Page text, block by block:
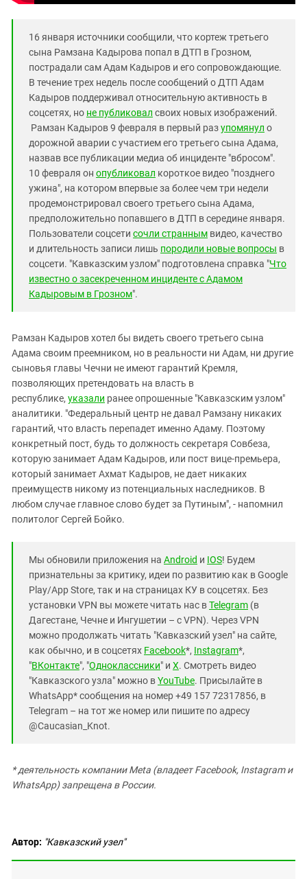
16 января источники сообщили, что кортеж третьего
сына Рамзана Кадырова попал в ДТП в Грозном,
пострадали сам Адам Кадыров и его сопровождающие.
В течение трех недель после сообщений о ДТП Адам
Кадыров поддерживал относительную активность в
соцсетях, но не публиковал своих новых изображений.
Рамзан Кадыров 9 февраля в первый разупомянул о
дорожной аварии с участием его третьего сына Адама,
назвав все публикации медиа об инциденте "вбросом".
10 февраля он опубликовал короткое видео "позднего
ужина", на котором впервые за более чем три недели
продемонстрировал своего третьего сына Адама,
предположительно попавшего в ДТП в середине января.
Пользователи соцсети сочли странным видео, качество
и длительность записи лишь породили новые вопросы в
соцсети. "Кавказским узлом" подготовлена справка "Что
известно о засекреченном инциденте с Адамом
Кадыровым в Грозном".
Рамзан Кадыров хотел бы видеть своего третьего сына
Адама своим преемником, но в реальности ни Адам, ни другие
сыновья главы Чечни не имеют гарантий Кремля,
позволяющих претендовать на власть в
республике, указали ранее опрошенные "Кавказским узлом"
аналитики. "Федеральный центр не давал Рамзану никаких
гарантий, что власть перепадет именно Адаму. Поэтому
конкретный пост, будь то должность секретаря Совбеза,
которую занимает Адам Кадыров, или пост вице-премьера,
который занимает Ахмат Кадыров, не дает никаких
преимуществ никому из потенциальных наследников. В
любом случае главное слово будет за Путиным", - напомнил
политолог Сергей Бойко.
Мы обновили приложения на Android и IOS! Будем
признательны за критику, идеи по развитию как в Google
Play/App Store, так и на страницах КУ в соцсетях. Без
установки VPN вы можете читать нас вTelegram (в
Дагестане, Чечне и Ингушетии – с VPN). Через VPN
можно продолжать читать "Кавказский узел" на сайте,
как обычно, и в соцсетях Facebook*, Instagram*,
"ВКонтакте", "Одноклассники" и X. Смотреть видео
"Кавказского узла" можно вYouTube. Присылайте в
WhatsApp* сообщения на номер +49 157 72317856, в
Telegram – на тот же номер или пишите по адресу
@Caucasian_Knot.
* деятельность компании Meta (владеет Facebook, Instagram и
WhatsApp) запрещена в России.
Автор: "Кавказский узел"